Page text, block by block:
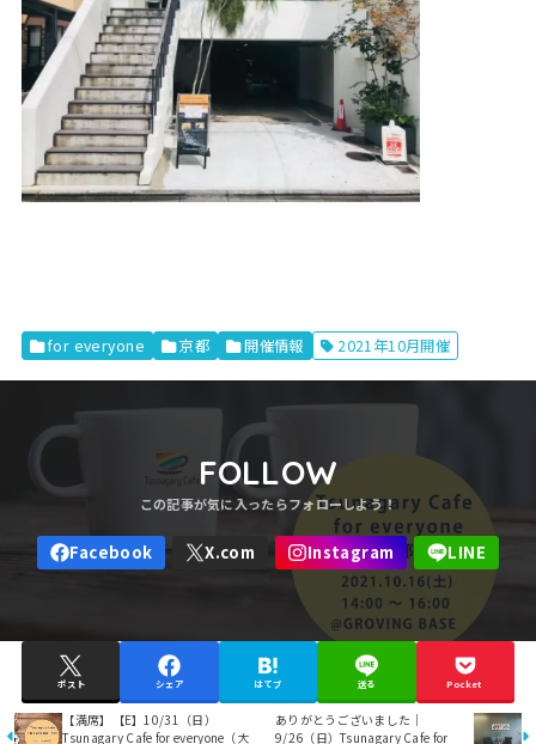
for everyone 京都 開催情報 2021年10月開催
FOLLOW
ポスト シェア はてブ 送る Pocket
【満席】【E】10/31（日）
Tsunagary Cafe for everyone（大
ありがとうございました｜
9/26（日）Tsunagary Cafe for